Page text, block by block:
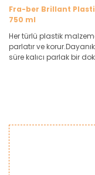
Fra-ber Brillant
750 ml
Her türlü plastik
parlatır ve
süre kalıcı parlak bir
Bu